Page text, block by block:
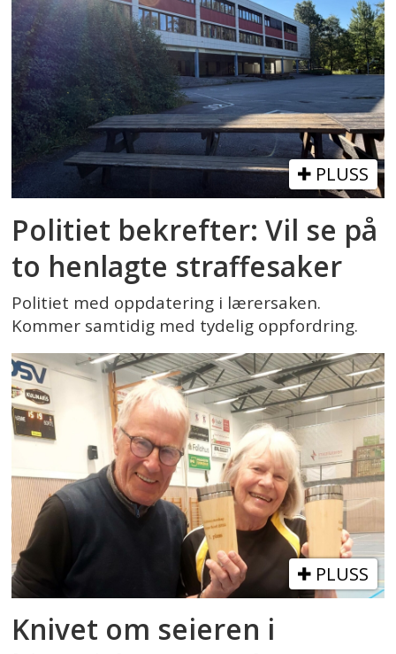
PLUSS
Politiet bekrefter: Vil se på
to henlagte straffesaker
Politiet med oppdatering i lærersaken.
Kommer samtidig med tydelig oppfordring.
PLUSS
Knivet om seieren i